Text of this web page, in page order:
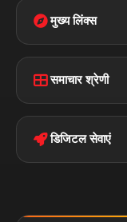
मुख्य लिंक्स
Privacy
समाचार श्रेणी
पॉलिटिकल
डिजिटल सेवाएं